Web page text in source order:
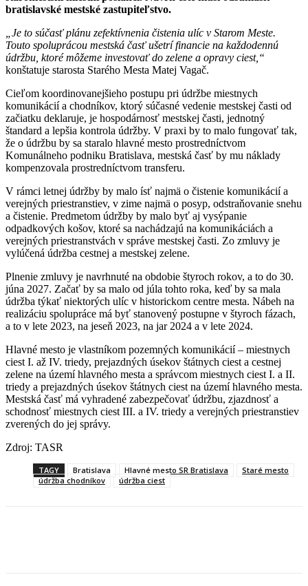
bratislavské mestské zastupiteľstvo.
„Je to súčasť plánu zefektívnenia čistenia ulíc v Starom Meste.
Touto spoluprácou mestská časť ušetrí financie na každodennú
údržbu, ktoré môžeme investovať do zelene a opravy ciest,“
konštatuje starosta Starého Mesta Matej Vagač.
Cieľom koordinovanejšieho postupu pri údržbe miestnych
komunikácií a chodníkov, ktorý súčasné vedenie mestskej časti od
začiatku deklaruje, je hospodárnosť mestskej časti, jednotný
štandard a lepšia kontrola údržby. V praxi by to malo fungovať tak,
že o údržbu by sa staralo hlavné mesto prostredníctvom
Komunálneho podniku Bratislava, mestská časť by mu náklady
kompenzovala prostredníctvom transferu.
V rámci letnej údržby by malo ísť najmä o čistenie komunikácií a
verejných priestranstiev, v zime najmä o posyp, odstraňovanie snehu
a čistenie. Predmetom údržby by malo byť aj vysýpanie
odpadkových košov, ktoré sa nachádzajú na komunikáciách a
verejných priestranstvách v správe mestskej časti. Zo zmluvy je
vylúčená údržba cestnej a mestskej zelene.
Plnenie zmluvy je navrhnuté na obdobie štyroch rokov, a to do 30.
júna 2027. Začať by sa malo od júla tohto roka, keď by sa mala
údržba týkať niektorých ulíc v historickom centre mesta. Nábeh na
realizáciu spolupráce má byť stanovený postupne v štyroch fázach,
a to v lete 2023, na jeseň 2023, na jar 2024 a v lete 2024.
Hlavné mesto je vlastníkom pozemných komunikácií – miestnych
ciest I. až IV. triedy, prejazdných úsekov štátnych ciest a cestnej
zelene na území hlavného mesta a správcom miestnych ciest I. a II.
triedy a prejazdných úsekov štátnych ciest na území hlavného mesta.
Mestská časť má vyhradené zabezpečovať údržbu, zjazdnosť a
schodnosť miestnych ciest III. a IV. triedy a verejných priestranstiev
zverených do jej správy.
Zdroj: TASR
TAGY Bratislava Hlavné mesto SR Bratislava
Staré mesto
údržba chodníkov
údržba ciest